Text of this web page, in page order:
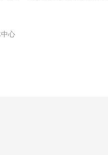
心